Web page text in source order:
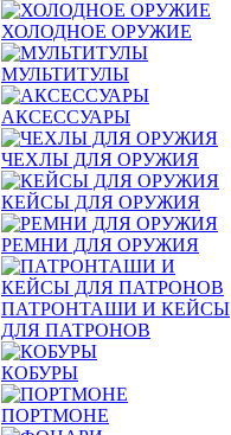
ХОЛОДНОЕ ОРУЖИЕ
МУЛЬТИТУЛЫ
АКСЕССУАРЫ
ЧЕХЛЫ ДЛЯ ОРУЖИЯ
КЕЙСЫ ДЛЯ ОРУЖИЯ
РЕМНИ ДЛЯ ОРУЖИЯ
ПАТРОНТАШИ И КЕЙСЫ
ДЛЯ ПАТРОНОВ
КОБУРЫ
ПОРТМОНЕ